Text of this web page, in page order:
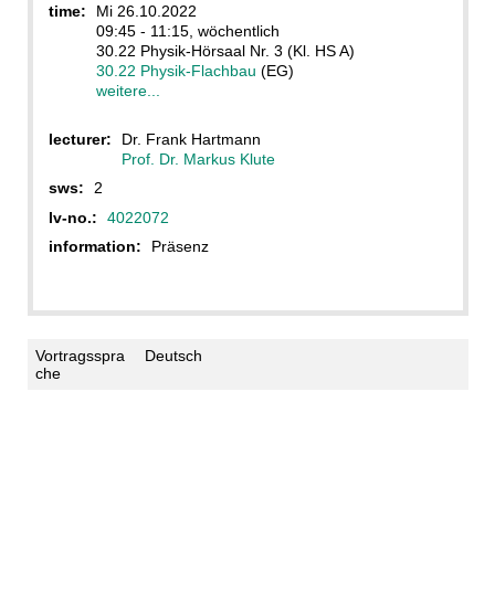
time:
Mi 26.10.2022
09:45 - 11:15, wöchentlich
30.22 Physik-Hörsaal Nr. 3 (Kl. HS A)
30.22 Physik-Flachbau (EG)
weitere...
lecturer:
Dr. Frank Hartmann
Prof. Dr. Markus Klute
sws:
2
lv-no.:
4022072
information:
Präsenz
Vortragsspra
che
Deutsch